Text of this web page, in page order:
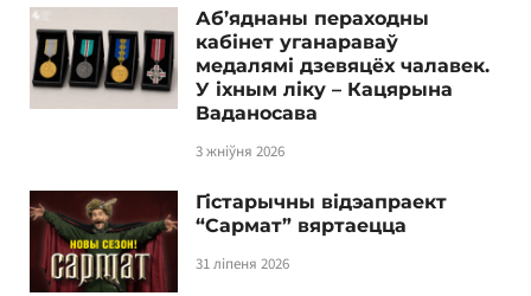
Аб’яднаны пераходны
кабінет уганараваў
медалямі дзевяцёх чалавек.
У іхным ліку – Кацярына
Ваданосава
3 жніўня 2026
Гістарычны відэапраект
“Сармат” вяртаецца
31 ліпеня 2026